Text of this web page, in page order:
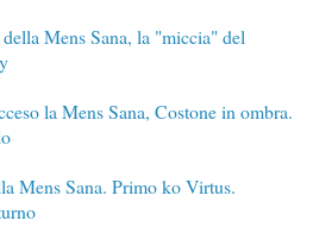
Mens Sana, la "miccia" del
la Mens Sana, Costone in ombra.
Mens Sana. Primo ko Virtus.